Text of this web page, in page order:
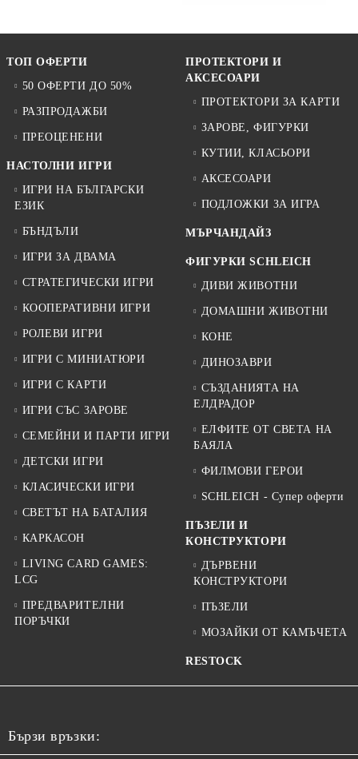
ТОП ОФЕРТИ
50 ОФЕРТИ ДО 50%
РАЗПРОДАЖБИ
ПРЕОЦЕНЕНИ
НАСТОЛНИ ИГРИ
ИГРИ НА БЪЛГАРСКИ
ЕЗИК
БЪНДЪЛИ
ИГРИ ЗА ДВАМА
СТРАТЕГИЧЕСКИ ИГРИ
КООПЕРАТИВНИ ИГРИ
РОЛЕВИ ИГРИ
ИГРИ С МИНИАТЮРИ
ИГРИ С КАРТИ
ИГРИ СЪС ЗАРОВЕ
СЕМЕЙНИ И ПАРТИ ИГРИ
ДЕТСКИ ИГРИ
КЛАСИЧЕСКИ ИГРИ
СВЕТЪТ НА БАТАЛИЯ
КАРКАСОН
LIVING CARD GAMES:
LCG
ПРЕДВАРИТЕЛНИ
ПОРЪЧКИ
ПРОТЕКТОРИ И
АКСЕСОАРИ
ПРОТЕКТОРИ ЗА КАРТИ
ЗАРОВЕ, ФИГУРКИ
КУТИИ, КЛАСЬОРИ
АКСЕСОАРИ
ПОДЛОЖКИ ЗА ИГРА
МЪРЧАНДАЙЗ
ФИГУРКИ SCHLEICH
ДИВИ ЖИВОТНИ
ДОМАШНИ ЖИВОТНИ
КОНЕ
ДИНОЗАВРИ
СЪЗДАНИЯТА НА
ЕЛДРАДОР
ЕЛФИТЕ ОТ СВЕТА НА
БАЯЛА
ФИЛМОВИ ГЕРОИ
SCHLEICH - Супер оферти
ПЪЗЕЛИ И
КОНСТРУКТОРИ
ДЪРВЕНИ
КОНСТРУКТОРИ
ПЪЗЕЛИ
МОЗАЙКИ ОТ КАМЪЧЕТА
RESTOCK
Бързи връзки: